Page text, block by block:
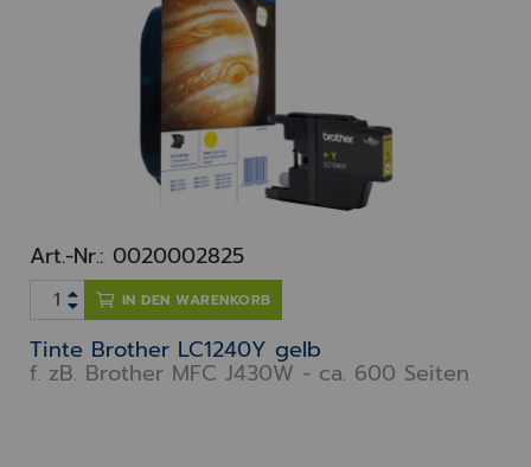
Art.-Nr.: 0020002825
IN DEN WARENKORB
Tinte Brother LC1240Y gelb
f. zB. Brother MFC J430W - ca. 600 Seiten